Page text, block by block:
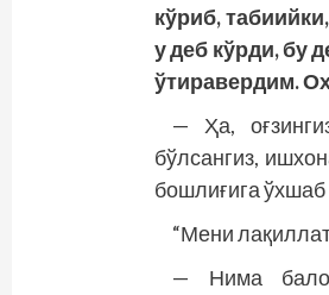
кўриб,
у деб кўрди, бу
ўтиравердим.
— Ҳа,
бўлсангиз,
бошлиғига ўхшаб
“Мени
— Нима бало,